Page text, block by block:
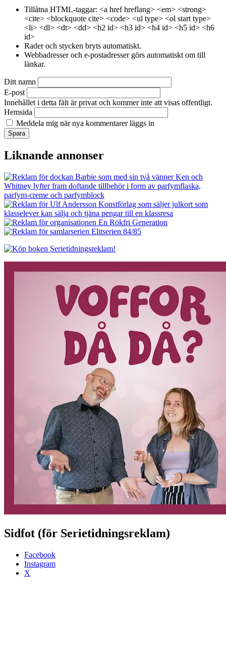
Tillåtna HTML-taggar: <a href hreflang> <em> <strong>
<cite> <blockquote cite> <code> <ul type> <ol start type>
<li> <dl> <dt> <dd> <h2 id> <h3 id> <h4 id> <h5 id> <h6
id>
Rader och stycken bryts automatiskt.
Webbadresser och e-postadresser görs automatiskt om till
länkar.
Ditt namn
E-post
Innehållet i detta fält är privat och kommer inte att visas offentligt.
Hemsida
Meddela mig när nya kommentarer läggs in
Liknande annonser
Sidfot (för Serietidningsreklam)
Facebook
Instagram
X